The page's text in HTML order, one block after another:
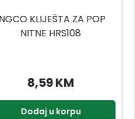
KLIJEŠTA ZA PATCH
HWSP15608 175X85MM
13,95 KM
Dodaj u korpu